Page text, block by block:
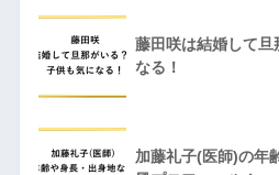
藤田咲は結婚して旦
なる！
加藤礼子(医師)の年